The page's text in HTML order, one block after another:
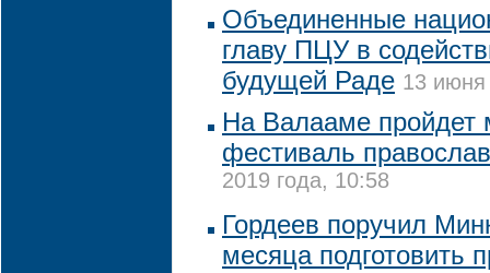
Объединенные
главу ПЦУ в
будущей Раде 13 июня
На Валааме пройдет
фестиваль
2019 года, 10:58
Гордеев поручил
месяца подготовить